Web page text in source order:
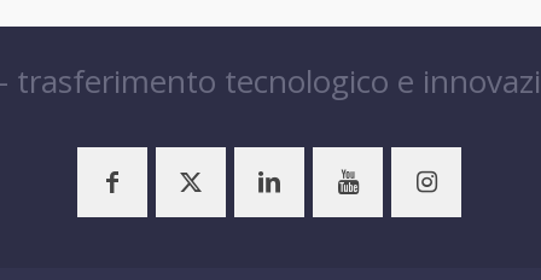
trasferimento tecnologico e